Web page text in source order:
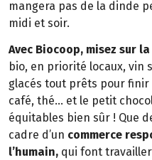
mangera pas de la dinde
midi et soir.
Avec Biocoop, misez sur
bio, en priorité locaux, vin
glacés tout prêts pour
café, thé… et le petit
équitables bien sûr ! Que
cadre d’un commerce
l’humain, qui font travailler